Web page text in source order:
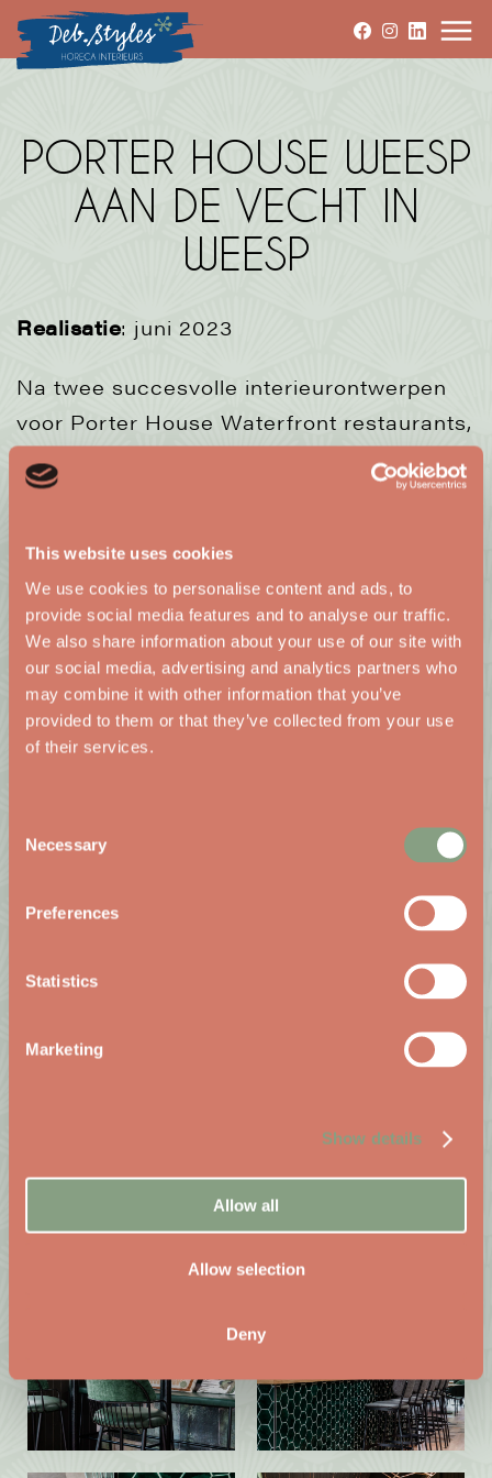
This website uses cookies
We use cookies to personalise content and ads, to
provide social media features and to analyse our traffic.
We also share information about your use of our site with
our social media, advertising and analytics partners who
may combine it with other information that you’ve
provided to them or that they’ve collected from your use
of their services.
Selection
Necessary
Preferences
Statistics
Marketing
Show details
Allow all
Allow selection
Deny
PORTER HOUSE WEESP
AAN DE VECHT IN
WEESP
Realisatie: juni 2023
Na twee succesvolle interieurontwerpen
voor Porter House Waterfront restaurants,
mocht Deb.Styles ook voor dit derde filiaal
een interieurontwerp maken. Dit, met een
onderneming wil groeien naar meerder
herkenbare filialen onder deze naam
Porter House is een fantastisch, derde
filiaal rijker naast Fort Uitermeer in Weesp
aan de Vecht.